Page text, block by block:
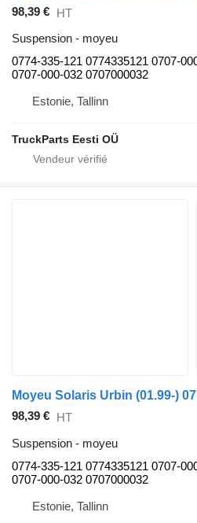
98,39 € HT
Suspension - moyeu
0774-335-121 0774335121 0707-
0707-000-032 0707000032
Estonie, Tallinn
TruckParts Eesti OÜ
98,39 € HT
Suspension - moyeu
0774-335-121 0774335121 0707-
0707-000-032 0707000032
Estonie, Tallinn